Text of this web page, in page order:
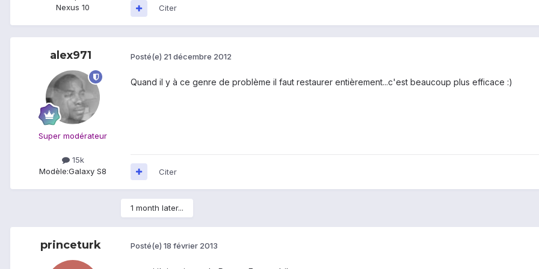
Nexus 10
Citer
alex971
Super modérateur
15k
Modèle:Galaxy S8
Posté(e) 21 décembre 2012
Quand il y à ce genre de problème il faut restaurer entièrement...c'est beaucoup plus efficace :)
Citer
1 month later...
princeturk Posté(e) 18 février 2013